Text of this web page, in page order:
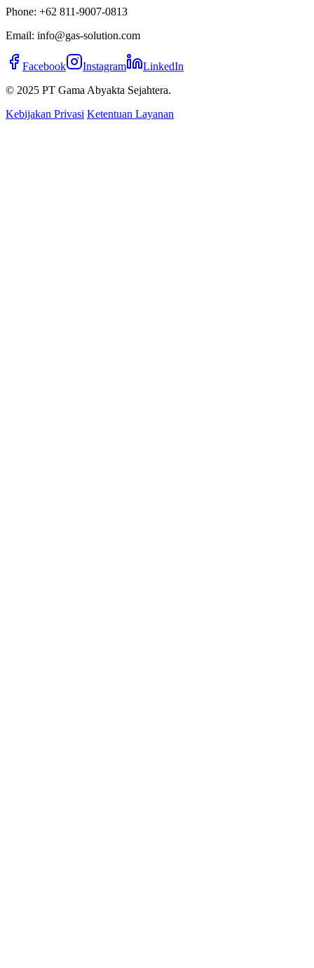
Phone: +62 811-9007-0813
Email: info@gas-solution.com
Facebook Instagram
LinkedIn
© 2025 PT Gama Abyakta Sejahtera.
Kebijakan Privasi Ketentuan Layanan